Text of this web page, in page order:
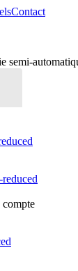
Contact
semi-